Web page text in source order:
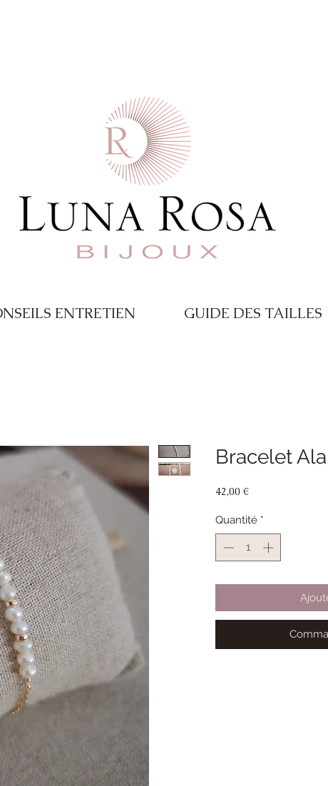
ENTRETIEN GUIDE DES TAILLES
Bracelet
42,00 €Prix
Quantité *